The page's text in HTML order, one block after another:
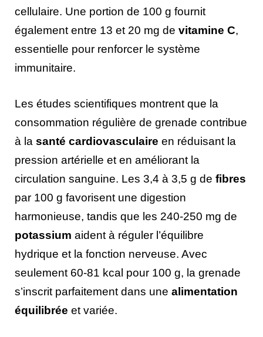
cellulaire. Une portion de 100 g fournit
également entre 13 et 20 mg de vitamine C,
essentielle pour renforcer le système
immunitaire.
Les études scientifiques montrent que la
consommation régulière de grenade contribue
à la santé cardiovasculaire en réduisant la
pression artérielle et en améliorant la
circulation sanguine. Les 3,4 à 3,5 g de fibres
par 100 g favorisent une digestion
harmonieuse, tandis que les 240-250 mg de
potassium aident à réguler l’équilibre
hydrique et la fonction nerveuse. Avec
seulement 60-81 kcal pour 100 g, la grenade
s’inscrit parfaitement dans une alimentation
équilibrée et variée.